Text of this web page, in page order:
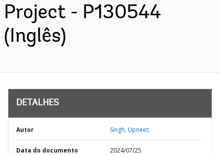
Project - P130544
(Inglês)
DETALHES
Autor Singh, Upneet;
Data do documento 2024/07/25